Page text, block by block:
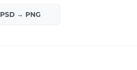
PSD → PNG